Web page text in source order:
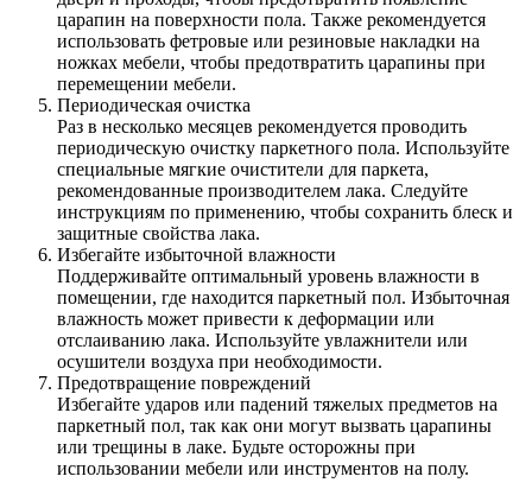
царапин на поверхности пола. Также рекомендуется
использовать фетровые или резиновые накладки на
ножках мебели, чтобы предотвратить царапины при
перемещении мебели.
Периодическая очистка
Раз в несколько месяцев рекомендуется проводить
периодическую очистку паркетного пола. Используйте
специальные мягкие очистители для паркета,
рекомендованные производителем лака. Следуйте
инструкциям по применению, чтобы сохранить блеск и
защитные свойства лака.
Избегайте избыточной влажности
Поддерживайте оптимальный уровень влажности в
помещении, где находится паркетный пол. Избыточная
влажность может привести к деформации или
отслаиванию лака. Используйте увлажнители или
осушители воздуха при необходимости.
Предотвращение повреждений
Избегайте ударов или падений тяжелых предметов на
паркетный пол, так как они могут вызвать царапины
или трещины в лаке. Будьте осторожны при
использовании мебели или инструментов на полу.